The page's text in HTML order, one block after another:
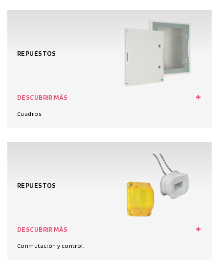
REPUESTOS
DESCUBRIR MÁS
Cuadros
REPUESTOS
DESCUBRIR MÁS
Conmutación y control.